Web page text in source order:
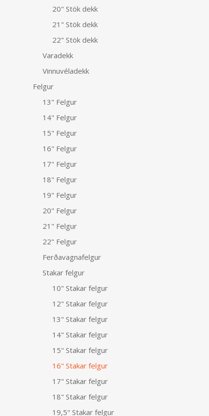
20" Stök dekk
21" Stök dekk
22" Stök dekk
Varadekk
Vinnuvéladekk
Felgur
13" Felgur
14" Felgur
15" Felgur
16" Felgur
17" Felgur
18" Felgur
19" Felgur
20" Felgur
21" Felgur
22" Felgur
Ferðavagnafelgur
Stakar felgur
10" Stakar felgur
12" Stakar felgur
13" Stakar felgur
14" Stakar felgur
15" Stakar felgur
16" Stakar felgur
17" Stakar felgur
18" Stakar felgur
19,5" Stakar felgur